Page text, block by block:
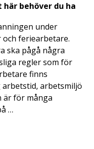
behöver du ha
under
feriearbetare.
ska pågå några
regler som för
finns
arbetsmiljö
är för många
…